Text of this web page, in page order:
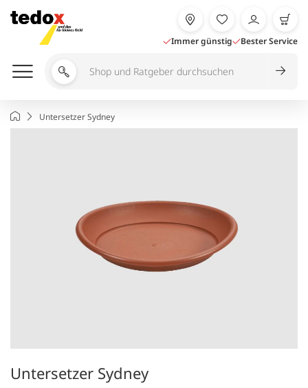
Inhalt
springen
Immer günstig Bester Service
Shop
durchsuchen
StartseiteUntersetzer Sydney
Untersetzer Sydney